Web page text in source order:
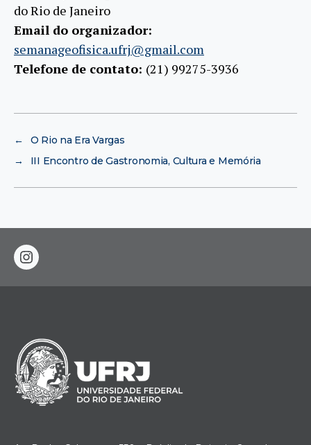
do Rio de Janeiro
Email do organizador:
semanageofisica.ufrj@gmail.com
Telefone de contato: (21) 99275-3936
←
O Rio na Era Vargas
→
III Encontro de Gastronomia, Cultura e Memória
instagram